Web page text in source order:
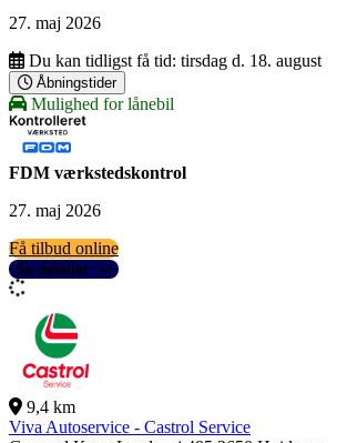
27. maj 2026
Du kan tidligst få tid: tirsdag d. 18. august
Åbningstider
Mulighed for lånebil
FDM værkstedskontrol
27. maj 2026
Få tilbud online
Se detaljer
9,4 km
Viva Autoservice - Castrol Service